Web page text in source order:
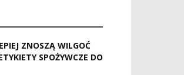
ZNOSZĄ WILGOĆ
SPOŻYWCZE DO